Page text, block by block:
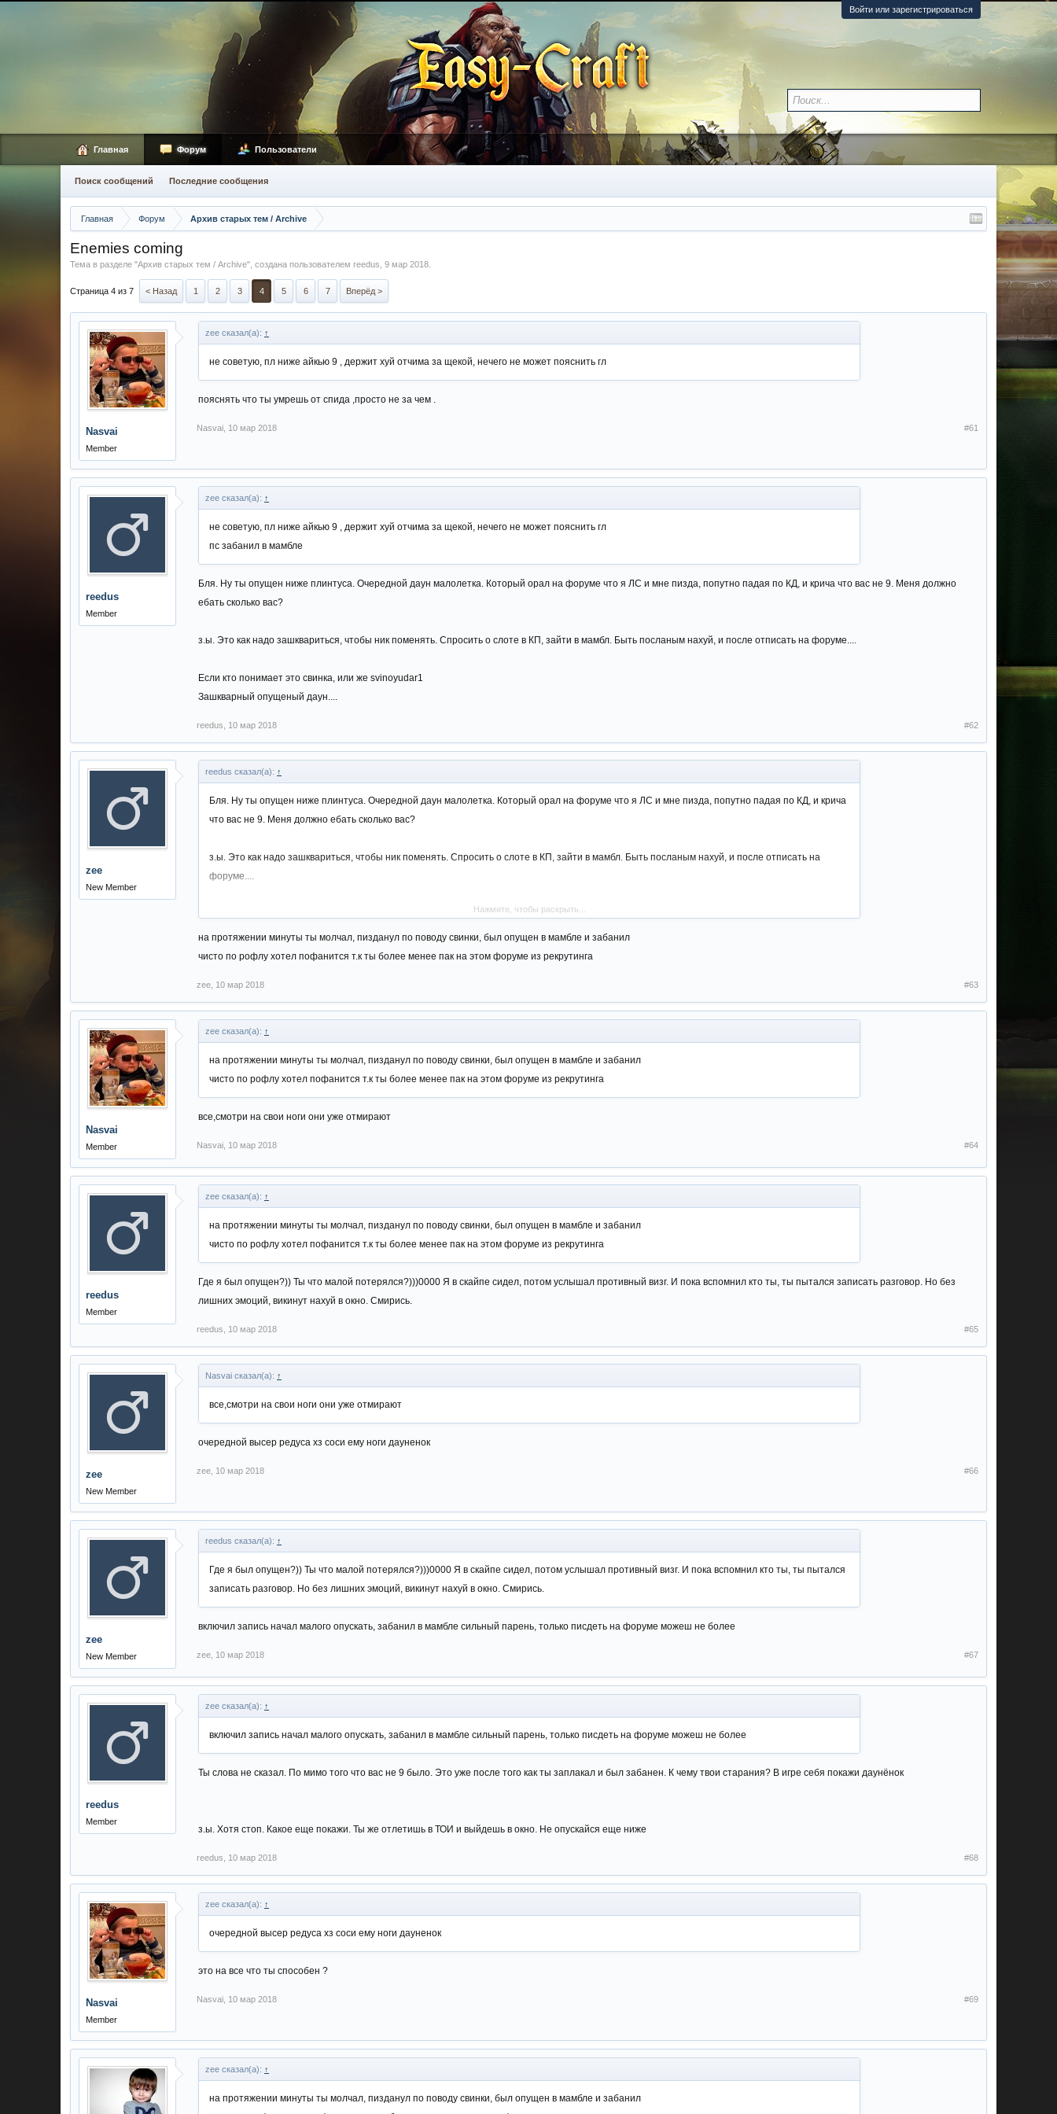
Войти или зарегистрироваться
Главная Форум Архив старых тем / Archive
Enemies coming
Тема в разделе "Архив старых тем / Archive", создана пользователем reedus 9 мар 2018
Страница 4 из 7 < Назад 1 2 3 4 5 6 7 Вперёд >
Nasvai
Member
zee сказал(а): ↑
не советую, пл ниже айкью 9 , держит хуй отчима за щекой, нечего не может пояснить гл
пояснять что ты умрешь от спида ,просто не за чем .
Nasvai 10 мар 2018 #61
reedus
Member
zee сказал(а): ↑
не советую, пл ниже айкью 9 , держит хуй отчима за щекой, нечего не может пояснить гл
пс забанил в мамбле
Бля. Ну ты опущен ниже плинтуса. Очередной даун малолетка. Который орал на форуме что я ЛС и мне пизда, попутно падая по КД, и крича что вас не 9. Меня должно
ебать сколько вас?
з.ы. Это как надо зашквариться, чтобы ник поменять. Спросить о слоте в КП, зайти в мамбл. Быть посланым нахуй, и после отписать на форуме....
Если кто понимает это свинка, или же svinoyudar1
Зашкварный опущеный даун....
reedus 10 мар 2018 #62
zee
New Member
reedus сказал(а): ↑
Бля. Ну ты опущен ниже плинтуса. Очередной даун малолетка. Который орал на форуме что я ЛС и мне пизда, попутно падая по КД, и крича
что вас не 9. Меня должно ебать сколько вас?
з.ы. Это как надо зашквариться, чтобы ник поменять. Спросить о слоте в КП, зайти в мамбл. Быть посланым нахуй, и после отписать на
форуме....
Зашкварный опущеный даун....
Нажмите, чтобы раскрыть...
на протяжении минуты ты молчал, пизданул по поводу свинки, был опущен в мамбле и забанил
чисто по рофлу хотел пофанится т.к ты более менее пак на этом форуме из рекрутинга
zee 10 мар 2018 #63
Nasvai
Member
zee сказал(а): ↑
на протяжении минуты ты молчал, пизданул по поводу свинки, был опущен в мамбле и забанил
чисто по рофлу хотел пофанится т.к ты более менее пак на этом форуме из рекрутинга
все,смотри на свои ноги они уже отмирают
Nasvai 10 мар 2018 #64
reedus
Member
zee сказал(а): ↑
на протяжении минуты ты молчал, пизданул по поводу свинки, был опущен в мамбле и забанил
чисто по рофлу хотел пофанится т.к ты более менее пак на этом форуме из рекрутинга
Где я был опущен?)) Ты что малой потерялся?)))0000 Я в скайпе сидел, потом услышал противный визг. И пока вспомнил кто ты, ты пытался записать разговор. Но без
лишних эмоций, викинут нахуй в окно. Смирись.
reedus 10 мар 2018 #65
zee
New Member
Nasvai сказал(а): ↑
все,смотри на свои ноги они уже отмирают
очередной высер редуса хз соси ему ноги дауненок
zee 10 мар 2018 #66
zee
New Member
reedus сказал(а): ↑
Где я был опущен?)) Ты что малой потерялся?)))0000 Я в скайпе сидел, потом услышал противный визг. И пока вспомнил кто ты, ты пытался
записать разговор. Но без лишних эмоций, викинут нахуй в окно. Смирись.
включил запись начал малого опускать, забанил в мамбле сильный парень, только писдеть на форуме можеш не более
zee 10 мар 2018 #67
reedus
Member
zee сказал(а): ↑
включил запись начал малого опускать, забанил в мамбле сильный парень, только писдеть на форуме можеш не более
Ты слова не сказал. По мимо того что вас не 9 было. Это уже после того как ты заплакал и был забанен. К чему твои старания? В игре себя покажи даунёнок
з.ы. Хотя стоп. Какое еще покажи. Ты же отлетишь в ТОИ и выйдешь в окно. Не опускайся еще ниже
reedus 10 мар 2018 #68
Nasvai
Member
zee сказал(а): ↑
очередной высер редуса хз соси ему ноги дауненок
это на все что ты способен ?
Nasvai 10 мар 2018 #69
zee сказал(а): ↑
на протяжении минуты ты молчал, пизданул по поводу свинки, был опущен в мамбле и забанил
Главная Форум
Поиск сообщений Последние сообщения
Пользователи